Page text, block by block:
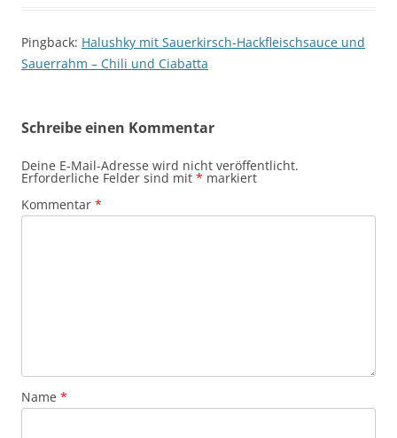
Pingback: Halushky mit Sauerkirsch-Hackfleischsauce und
Sauerrahm – Chili und Ciabatta
Schreibe einen Kommentar
Deine E-Mail-Adresse wird nicht veröffentlicht.
Erforderliche Felder sind mit * markiert
Kommentar *
Name *